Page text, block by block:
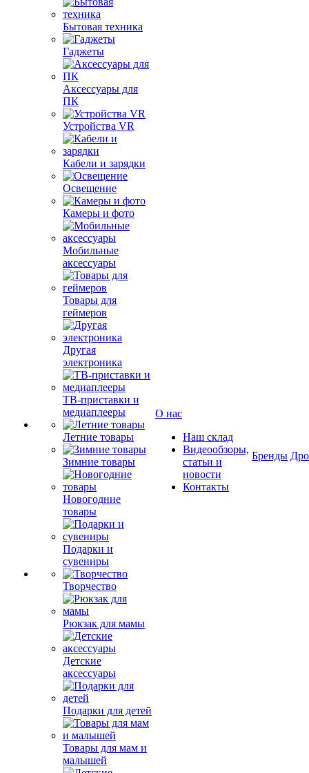
Бытовая техника
Гаджеты
Аксессуары для
ПК
Устройства VR
Кабели и зарядки
Освещение
Камеры и фото
Мобильные
аксессуары
Товары для
геймеров
Другая
электроника
ТВ-приставки и
медиаплееры
Летние товары
Зимние товары
Новогодние
товары
Подарки и
сувениры
Творчество
Рюкзак для мамы
Детские
аксессуары
Подарки для детей
Товары для мам и
малышей
О нас
Наш склад
Видеообзоры,
статьи и
новости
Контакты
Бренды